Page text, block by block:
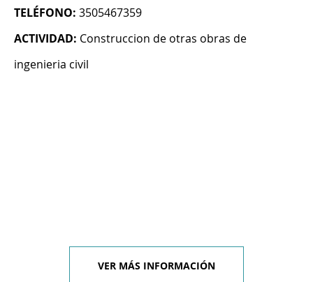
TELÉFONO: 3505467359
ACTIVIDAD: Construccion de otras obras de
ingenieria civil
VER MÁS INFORMACIÓN